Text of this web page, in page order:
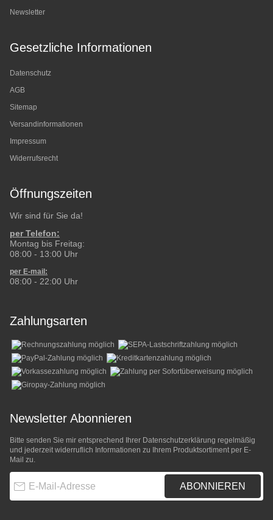
Newsletter
Gesetzliche Informationen
Datenschutz
AGB
Sitemap
Versandinformationen
Impressum
Widerrufsrecht
Öffnungszeiten
Wir sind für Sie da!
per Telefon:
Montag bis Freitag:
08:00 - 13:00 Uhr
per E-mail:
08:00 - 22:00 Uhr
Zahlungsarten
Newsletter Abonnieren
Bitte senden Sie mir entsprechend Ihrer Datenschutzerklärung regelmäßig
und jederzeit widerruflich Informationen zu Ihrem Produktsortiment per E-
Mail zu.
ABONNIEREN